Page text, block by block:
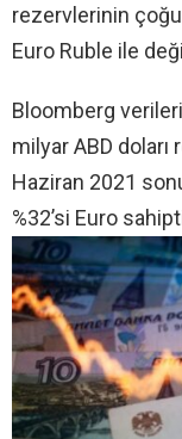
rezervlerinin
Euro Ruble ile
Bloomberg
milyar ABD doları
Haziran 2021
%32’si Euro